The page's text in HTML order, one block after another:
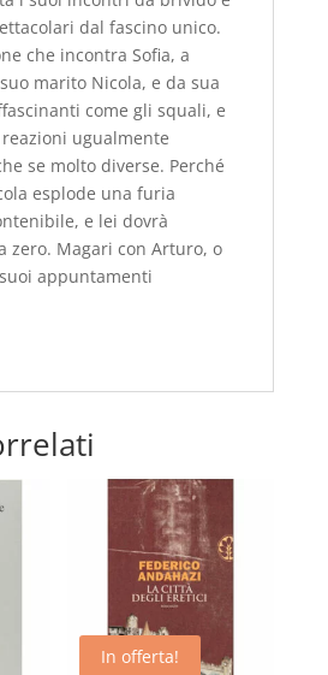
dal fascino unico.
che incontra Sofia, a
marito Nicola, e da sua
come gli squali, e
ugualmente
se molto diverse. Perché
esplode una furia
e lei dovrà
zero. Magari con Arturo, o
appuntamenti
In offerta!